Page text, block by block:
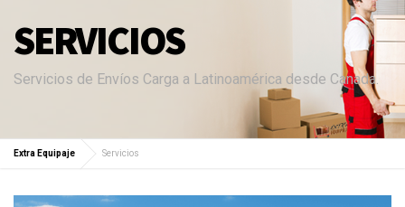
SERVICIOS
Servicios de Envíos Carga a Latinoamérica desde Canada.
Extra Equipaje Servicios